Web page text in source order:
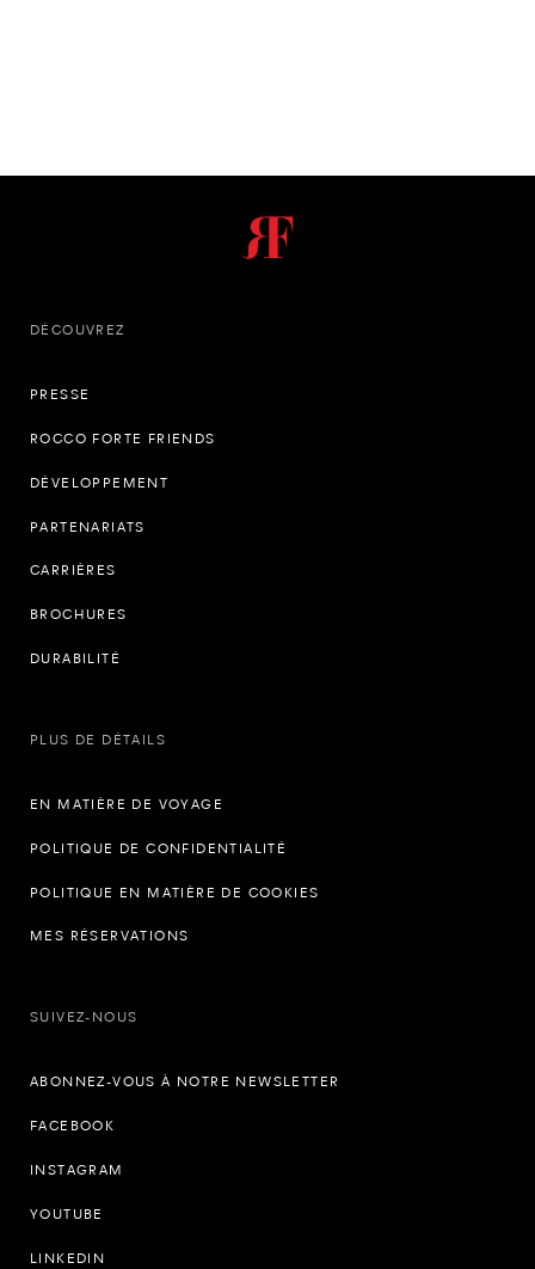
DÉCOUVREZ
PRESSE
ROCCO FORTE FRIENDS
DÉVELOPPEMENT
PARTENARIATS
CARRIÈRES
BROCHURES
DURABILITÉ
PLUS DE DÉTAILS
EN MATIÈRE DE VOYAGE
POLITIQUE DE CONFIDENTIALITÉ
POLITIQUE EN MATIÈRE DE COOKIES
MES RÉSERVATIONS
SUIVEZ-NOUS
ABONNEZ-VOUS À NOTRE NEWSLETTER
FACEBOOK
INSTAGRAM
YOUTUBE
LINKEDIN